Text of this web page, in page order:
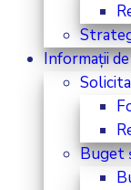
Informații
Buget